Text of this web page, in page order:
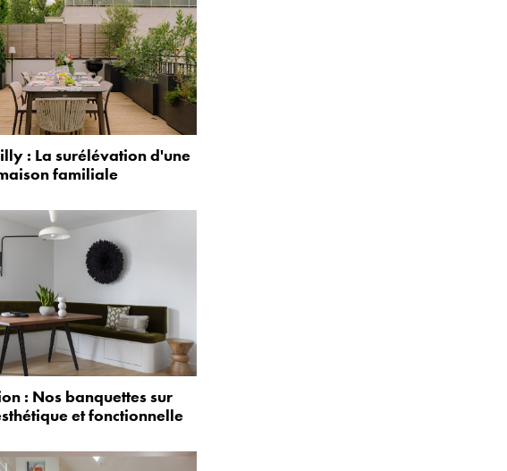
: La surélévation d'une
familiale
: Nos banquettes sur
et fonctionnelle